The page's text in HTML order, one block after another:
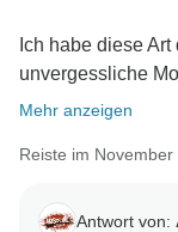
Ich habe diese
unvergessliche
Mehr anzeigen
Reiste im November
Antwort von: